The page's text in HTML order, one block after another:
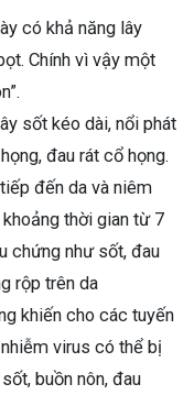
có khả năng lây
Chính vì vậy một
sốt kéo dài, nổi phát
đau rát cổ họng.
đến da và niêm
thời gian từ 7
chứng như sốt, đau
rộp trên da
khiến cho các tuyến
virus có thể bị
buồn nôn, đau